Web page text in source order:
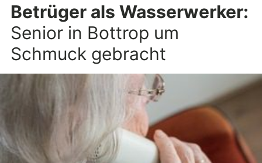
Betrüger als Wasserwerker:
Senior in Bottrop um
Schmuck gebracht